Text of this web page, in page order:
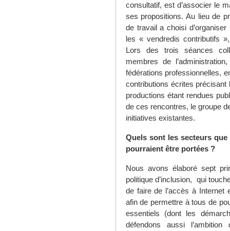
consultatif, est d’associer le
ses propositions. Au lieu de
de travail a choisi
les « vendredis contributifs
Lors des trois séances
membres de
fédérations professionnelles,
contributions écrites précisant
productions étant rendues
de ces rencontres, le groupe
initiatives existantes.
Quels sont les secteurs
pourraient être portées ?
Nous avons élaboré sept
politique d’inclusion, qui
de faire de l’accès à Internet
afin de permettre à tous de
essentiels (dont les
défendons aussi